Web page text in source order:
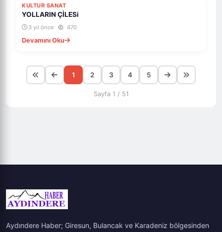
KULTUR SANAT
YOLLARIN ÇİLESi
3 yıl önce 470
Devamını Oku
1 2 3 4 5
Sayfa 1 / 51
Aydındere Haber; Giresun, Bulancak ve Karadeniz bölgesinden